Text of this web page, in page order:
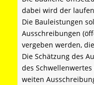
dabei wird der
Die Bauleistungen
Ausschreibungen
vergeben werden,
Die Schätzung des
des
weiten